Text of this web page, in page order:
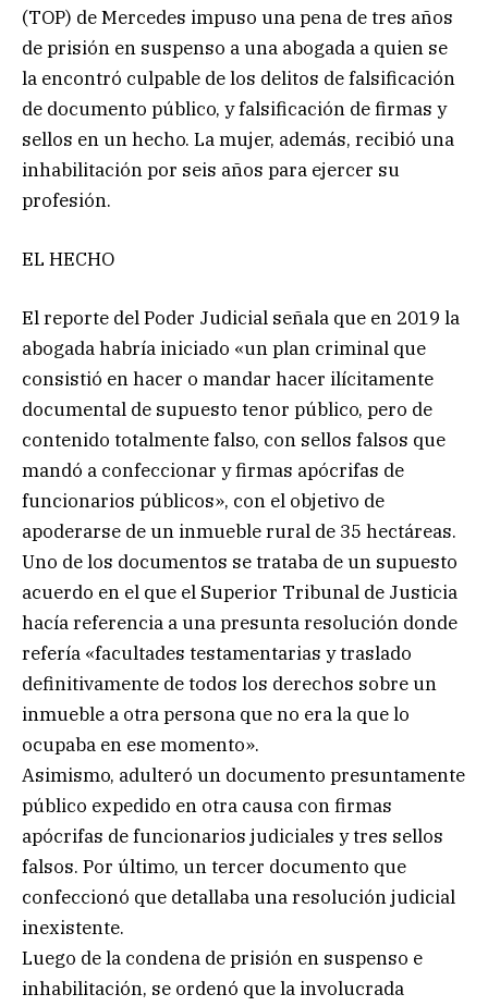
(TOP) de Mercedes impuso una pena de tres años
de prisión en suspenso a una abogada a quien se
la encontró culpable de los delitos de falsificación
de documento público, y falsificación de firmas y
sellos en un hecho. La mujer, además, recibió una
inhabilitación por seis años para ejercer su
profesión.
EL HECHO
El reporte del Poder Judicial señala que en 2019 la
abogada habría iniciado «un plan criminal que
consistió en hacer o mandar hacer ilícitamente
documental de supuesto tenor público, pero de
contenido totalmente falso, con sellos falsos que
mandó a confeccionar y firmas apócrifas de
funcionarios públicos», con el objetivo de
apoderarse de un inmueble rural de 35 hectáreas.
Uno de los documentos se trataba de un supuesto
acuerdo en el que el Superior Tribunal de Justicia
hacía referencia a una presunta resolución donde
refería «facultades testamentarias y traslado
definitivamente de todos los derechos sobre un
inmueble a otra persona que no era la que lo
ocupaba en ese momento».
Asimismo, adulteró un documento presuntamente
público expedido en otra causa con firmas
apócrifas de funcionarios judiciales y tres sellos
falsos. Por último, un tercer documento que
confeccionó que detallaba una resolución judicial
inexistente.
Luego de la condena de prisión en suspenso e
inhabilitación, se ordenó que la involucrada